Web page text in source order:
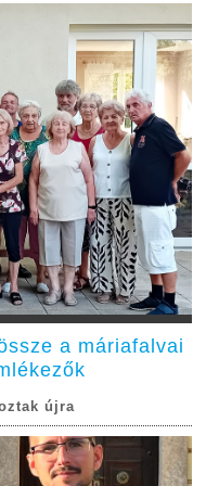
a máriafalvai
újra